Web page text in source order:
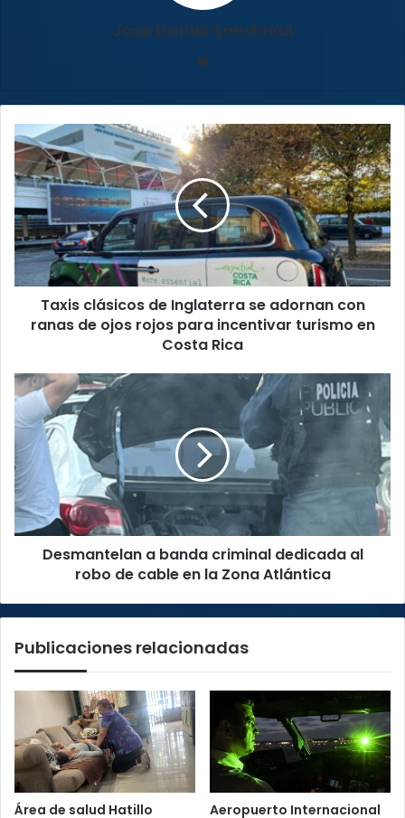
Jose Daniel Sandoval
Taxis
clásicos
de
Inglaterra
se
adornan
con
ranas
de
rojos
turismo
en
Costa
Rica
Taxis clásicos de Inglaterra se adornan con
ranas de ojos rojos para incentivar turismo en
Costa Rica
Desmantelan
a
banda
criminal
dedicada
al
robo
de
cable
Desmantelan a banda criminal dedicada al
robo de cable en la Zona Atlántica
Publicaciones relacionadas
Área de salud Hatillo
Aeropuerto Internacional